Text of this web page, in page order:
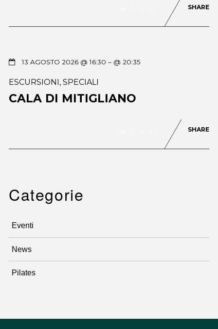
SHARE
13 AGOSTO 2026 @ 16:30 – @ 20:35
ESCURSIONI, SPECIALI
CALA DI MITIGLIANO
SHARE
Categorie
Eventi
News
Pilates